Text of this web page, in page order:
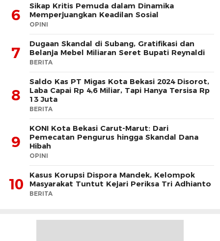
6
Sikap Kritis Pemuda dalam Dinamika
Memperjuangkan Keadilan Sosial
OPINI
7
Dugaan Skandal di Subang, Gratifikasi dan
Belanja Mebel Miliaran Seret Bupati Reynaldi
BERITA
8
Saldo Kas PT Migas Kota Bekasi 2024 Disorot,
Laba Capai Rp 4,6 Miliar, Tapi Hanya Tersisa Rp
13 Juta
BERITA
9
KONI Kota Bekasi Carut-Marut: Dari
Pemecatan Pengurus hingga Skandal Dana
Hibah
OPINI
10
Kasus Korupsi Dispora Mandek, Kelompok
Masyarakat Tuntut Kejari Periksa Tri Adhianto
BERITA